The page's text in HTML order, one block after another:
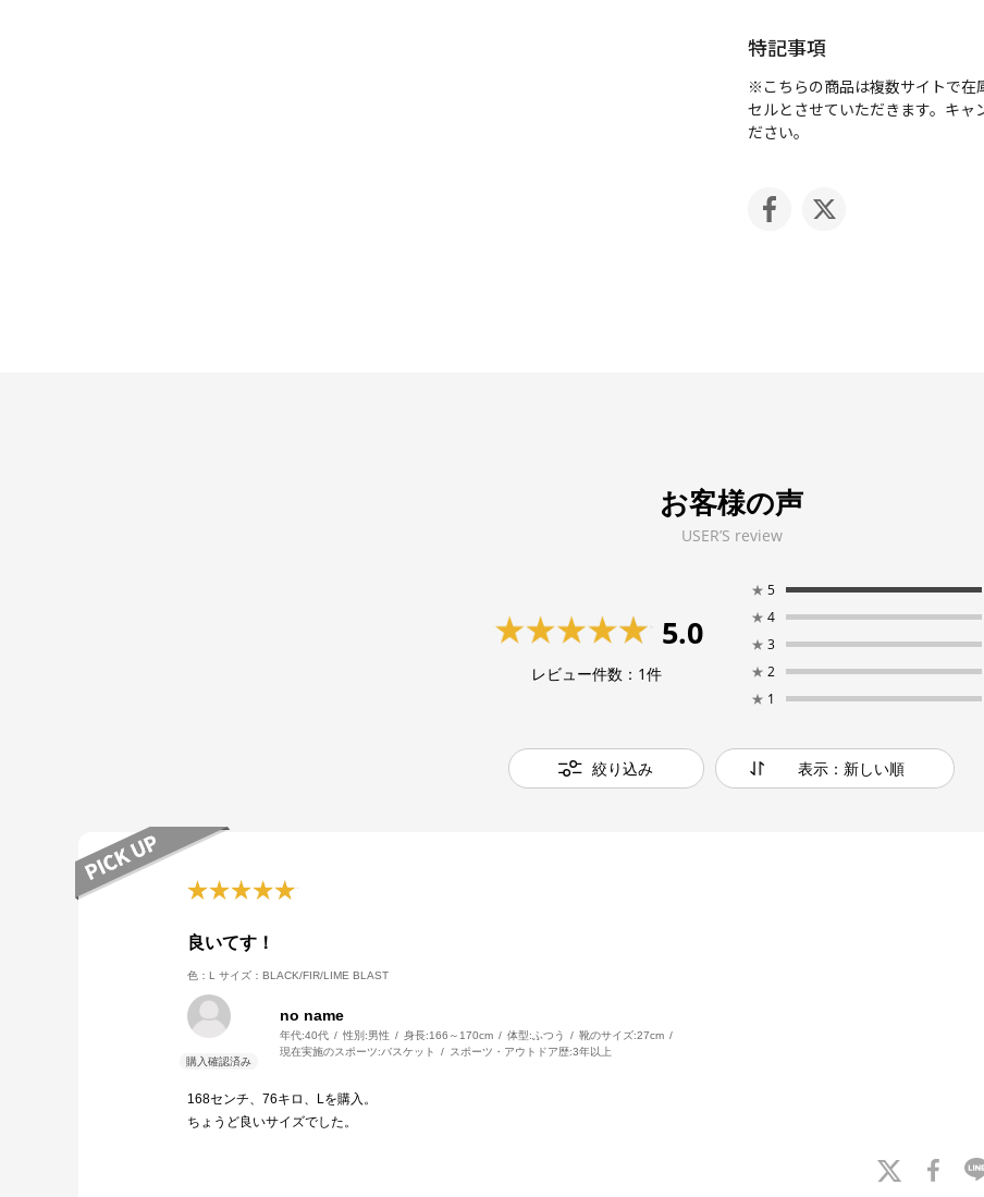
特記事項
※こちらの商品は複数サイトで在
セルとさせていただきます。キャ
ださい。
お客様の声
USER’S review
5.0
レビュー件数： 1件
★ 5
★ 4
★ 3
★ 2
★ 1
絞り込み 表示：新しい順
良いてす！
色：L サイズ：BLACK/FIR/LIME BLAST
no name
年代:40代 性別:男性 身長:166～170cm 体型: ふつう 靴のサイズ:27cm
現在実施のスポーツ:バスケット スポーツ・アウトドア歴:3年以上
168センチ、76キロ、Lを購入。
ちょうど良いサイズでした。